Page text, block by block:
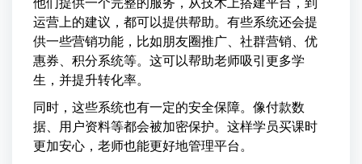
运营上的建议，都可以提供帮助。有些系统还会提
供一些营销功能，比如朋友圈推广、社群营销、优
惠券、积分系统等。这可以帮助老师吸引更多学
生，并提升转化率。
同时，这些系统也有一定的安全保障。像付款数
据、用户资料等都会被加密保护。这样学员买课时
更加安心，老师也能更好地管理平台。